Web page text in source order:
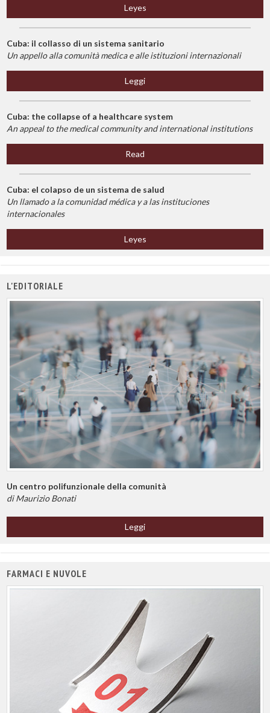
Leyes
Cuba: il collasso di un sistema sanitario
Un appello alla comunità medica e alle istituzioni internazionali
Leggi
Cuba: the collapse of a healthcare system
An appeal to the medical community and international institutions
Read
Cuba: el colapso de un sistema de salud
Un llamado a la comunidad médica y a las instituciones
internacionales
Leyes
L'EDITORIALE
Un centro polifunzionale della comunità
di Maurizio Bonati
Leggi
FARMACI E NUVOLE